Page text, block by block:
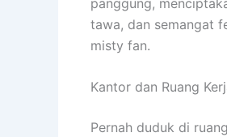
tawa, dan semangat
misty fan.
Kantor dan Ruang
Pernah duduk di